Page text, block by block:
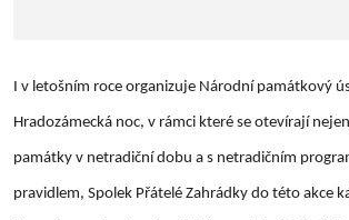
I v letošním roce organizuje Národní památkový
Hradozámecká noc, v rámci které se otevírají
památky v netradiční dobu a s netradičním
pravidlem, Spolek Přátelé Zahrádky do této akce